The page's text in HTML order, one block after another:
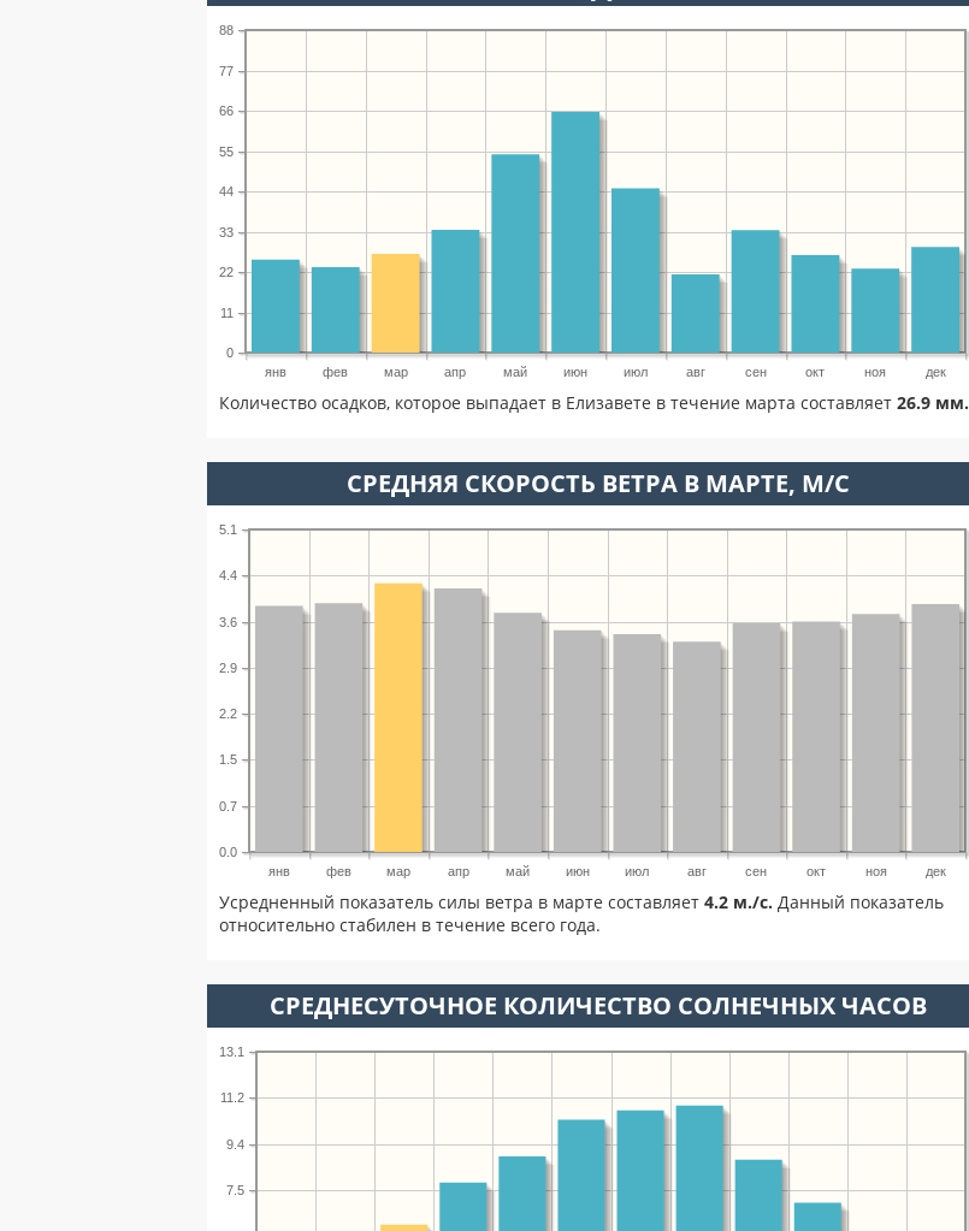
янв фев мар апр май июн июл авг сен окт ноя дек
0
11
22
33
44
55
66
77
88
Количество осадков, которое выпадает в Елизавете в течение марта составляет 26.9 мм.
СРЕДНЯЯ СКОРОСТЬ ВЕТРА В МАРТЕ, М/С
янв фев мар апр май июн июл авг сен окт ноя дек
0.0
0.7
1.5
2.2
2.9
3.6
4.4
5.1
Усредненный показатель силы ветра в марте составляет 4.2 м./с. Данный показатель
относительно стабилен в течение всего года.
СРЕДНЕСУТОЧНОЕ КОЛИЧЕСТВО СОЛНЕЧНЫХ ЧАСОВ
7.5
9.4
11.2
13.1